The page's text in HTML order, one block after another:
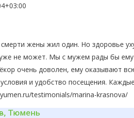
жены жил один. Но здоровье
не может. Мы с мужем рады бы ему
очень доволен, ему оказывают
и удобство посещения.
testimonials/marina-krasnova/
Тюмень